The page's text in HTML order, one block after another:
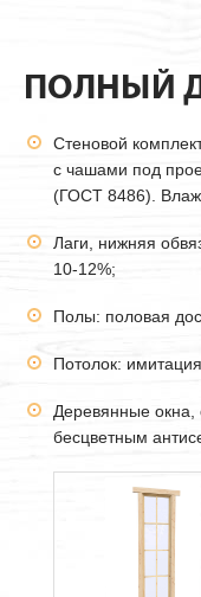
ПОЛНЫЙ
Стеновой
с чашами под
(ГОСТ 8486).
Лаги, нижняя
10-12%;
Полы: половая
Потолок:
Деревянные
бесцветным